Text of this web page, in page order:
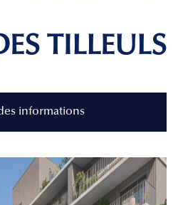
TILLEULS
informations